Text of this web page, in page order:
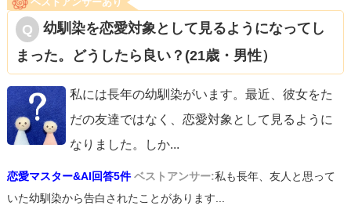
幼馴染を恋愛対象として見るようになってし
まった。どうしたら良い？(21歳・男性）
私には長年の幼馴染がいます。最近、彼女をた
だの友達ではなく、恋愛対象として見るように
なりました。しか...
恋愛マスター&AI回答5件 ベストアンサー:私も長年、友人と思って
いた幼馴染から告白されたことがあります...